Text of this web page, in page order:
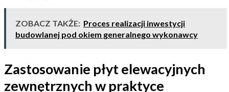
ZOBACZ TAKŻE: Proces realizacji inwestycji
budowlanej pod okiem generalnego wykonawcy
Zastosowanie płyt elewacyjnych
zewnętrznych w praktyce